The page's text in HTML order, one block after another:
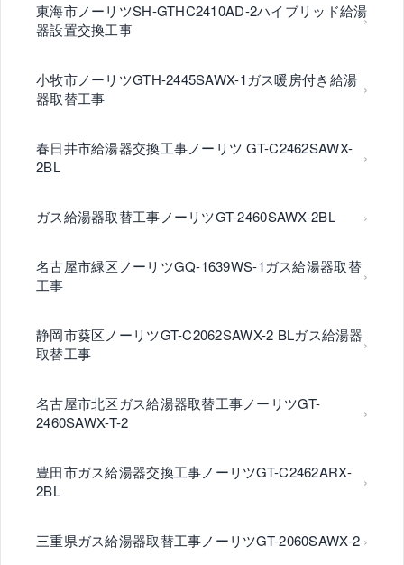
東海市ノーリツSH-GTHC2410AD-2ハイブリッド給湯
器設置交換工事
小牧市ノーリツGTH-2445SAWX-1ガス暖房付き給湯
器取替工事
春日井市給湯器交換工事ノーリツ GT-C2462SAWX-
2BL
ガス給湯器取替工事ノーリツGT-2460SAWX-2BL
名古屋市緑区ノーリツGQ-1639WS-1ガス給湯器取替
工事
静岡市葵区ノーリツGT-C2062SAWX-2 BLガス給湯器
取替工事
名古屋市北区ガス給湯器取替工事ノーリツGT-
2460SAWX-T-2
豊田市ガス給湯器交換工事ノーリツGT-C2462ARX-
2BL
三重県ガス給湯器取替工事ノーリツGT-2060SAWX-2